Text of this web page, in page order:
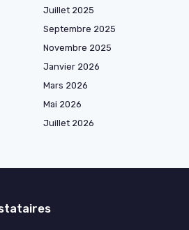
Juillet 2025
Septembre 2025
Novembre 2025
Janvier 2026
Mars 2026
Mai 2026
Juillet 2026